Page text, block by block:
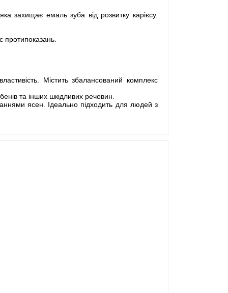
захищає емаль зуба від розвитку карієсу.
протипоказань.
Містить збалансований комплекс
та інших шкідливих речовин.
ясен. Ідеально підходить для людей з